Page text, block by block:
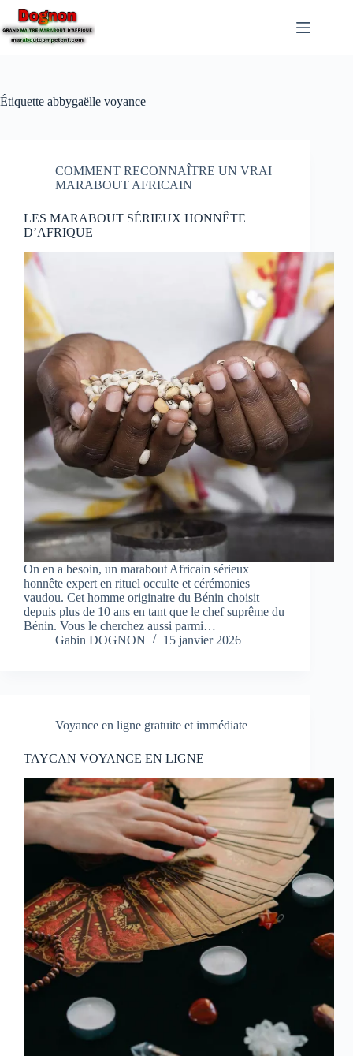
Étiquette abbygaëlle voyance
COMMENT RECONNAÎTRE UN VRAI
MARABOUT AFRICAIN
LES MARABOUT SÉRIEUX HONNÊTE
D’AFRIQUE
On en a besoin, un marabout Africain sérieux
honnête expert en rituel occulte et cérémonies
vaudou. Cet homme originaire du Bénin choisit
depuis plus de 10 ans en tant que le chef suprême du
Bénin. Vous le cherchez aussi parmi…
Gabin DOGNON
15 janvier 2026
Voyance en ligne gratuite et immédiate
TAYCAN VOYANCE EN LIGNE